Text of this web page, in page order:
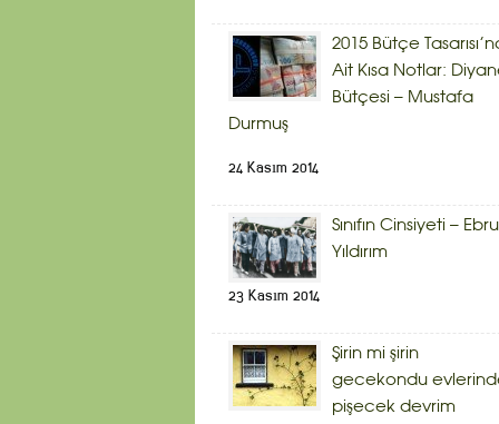
2015 Bütçe
Ait Kısa Notlar:
Bütçesi – Mustafa
Durmuş
24 Kasım 2014
Sınıfın Cinsiyeti – Ebru
Yıldırım
23 Kasım 2014
Şirin mi şirin
gecekondu
pişecek devrim